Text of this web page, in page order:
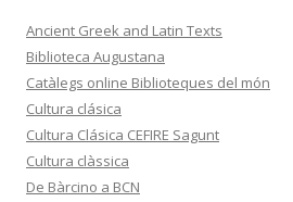
Ancient Greek and Latin Texts
Biblioteca Augustana
Catàlegs online Biblioteques del món
Cultura clásica
Cultura Clásica CEFIRE Sagunt
Cultura clàssica
De Bàrcino a BCN